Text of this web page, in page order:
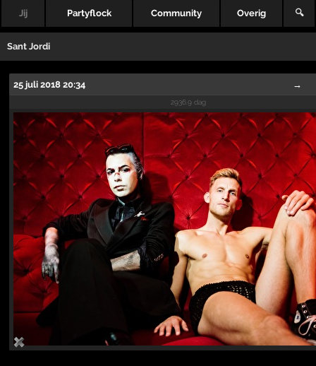
Jij Partyflock Community Overig 🔍
Sant Jordi
25 juli 2018 20:34 →
2936.9 dag